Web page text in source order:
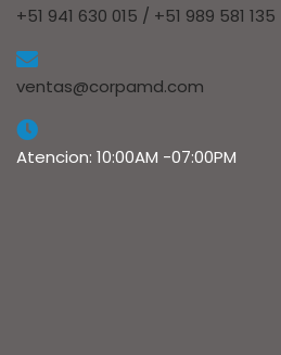
+51 941 630 015 / +51 989 581 135
ventas@corpamd.com
Atencion: 10:00AM -07:00PM